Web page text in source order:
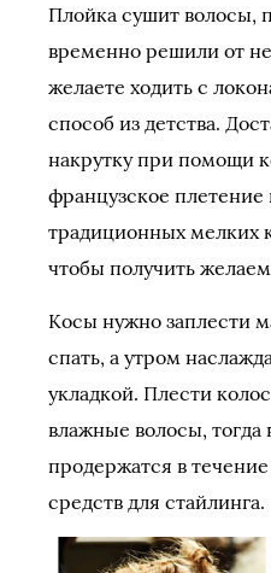
Плойка сушит волосы,
временно решили от
желаете ходить с
способ из детства.
накрутку при помощи
французское плетение
традиционных мелких
чтобы получить
Косы нужно заплести
спать, а утром
укладкой. Плести
влажные волосы,
продержатся в
средств для стайлинга.